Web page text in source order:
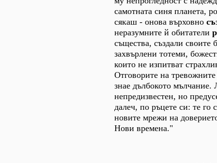
самотната синя планета,
сякаш - онова върховно
неразумните й обитатели
същества, създали своите
захвърлени тотеми,
които не изпитват
Отговорите на
знае дълбокото
непредизвестен, но
далеч, по ръцете си: те го
новите мрежи на
Нови времена."